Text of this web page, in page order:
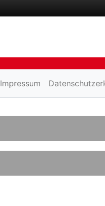
Impressum